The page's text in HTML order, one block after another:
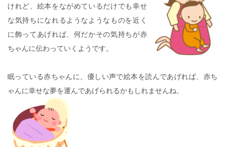
けれど、絵本をながめているだけでも幸せ
な気持ちになれるようなようなものを近く
に飾ってあげれば、何だかその気持ちが赤
ちゃんに伝わっていくようです。
眠っている赤ちゃんに、優しい声で絵本を読んであげれば、赤ち
ゃんに幸せな夢を運んであげられるかもしれませんね。